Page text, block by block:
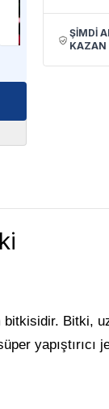
ŞİMDİ
KAZAN
Bitki,
yapıştırıcı